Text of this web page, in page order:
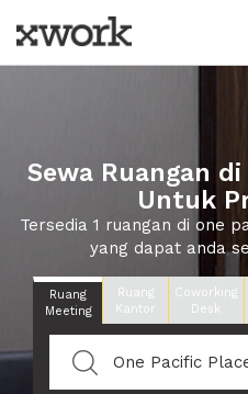
Sewa Ruangan
Untuk
Tersedia 1 ruangan di one
yang dapat anda
Ruang
Meeting
Ruang
Kantor
Coworking
Desk